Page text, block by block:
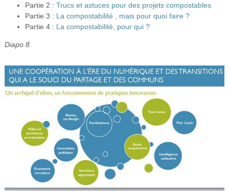
Partie 2 : Trucs et astuces pour des projets compostables
Partie 3 : La compostabilité , mais pour quoi faire ?
Partie 4 : La compostabilité, pour qui ?
Diapo 8